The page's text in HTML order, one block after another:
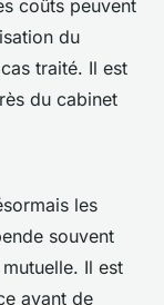
coûts peuvent
du
traité. Il est
du cabinet
les
souvent
Il est
avant de